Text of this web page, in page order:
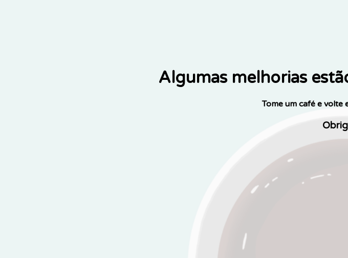
Algumas melhorias
Tome um café e volte